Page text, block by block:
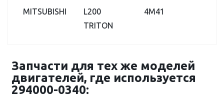
MITSUBISHI
L200
TRITON
4M41
Запчасти для тех же моделей
двигателей, где используется
294000-0340: